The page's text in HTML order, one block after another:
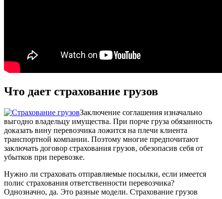
Что дает страхование грузов
Заключение соглашения изначально
выгодно владельцу имущества. При порче груза обязанность
доказать вину перевозчика ложится на плечи клиента
транспортной компании. Поэтому многие предпочитают
заключать договор страхования грузов, обезопасив себя от
убытков при перевозке.
Нужно ли страховать отправляемые посылки, если имеется
полис страхования ответственности перевозчика?
Однозначно, да. Это разные модели. Страхование грузов